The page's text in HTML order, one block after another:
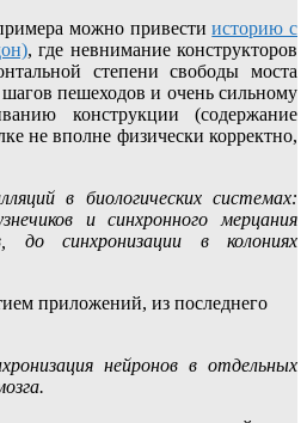
можно привестиисторию с
, где невнимание конструкторов
степени свободы моста
пешеходов и очень сильному
конструкции (содержание
не вполне физически корректно,
в биологических системах:
и синхронного мерцания
до синхронизации в колониях
приложений, из последнего
нейронов в отдельных